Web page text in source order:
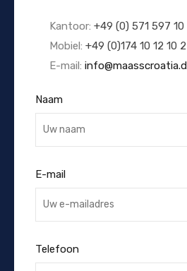
Kantoor: +49 (0) 571 597 10
Mobiel: +49 (0)174 10 12 10 2
E-mail:
Naam
E-mail
Telefoon